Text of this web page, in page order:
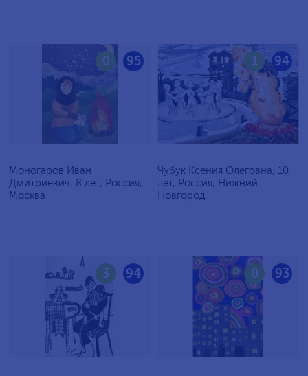
95
0
Моногаров Иван
Дмитриевич, 8 лет, Россия,
Москва
94
1
Чубук Ксения Олеговна, 10
лет, Россия, Нижний
Новгород
94
3 93
0